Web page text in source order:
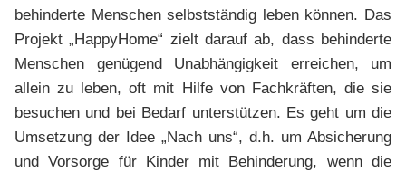
behinderte Menschen selbstständig leben können. Das
Projekt „HappyHome“ zielt darauf ab, dass behinderte
Menschen genügend Unabhängigkeit erreichen, um
allein zu leben, oft mit Hilfe von Fachkräften, die sie
besuchen und bei Bedarf unterstützen. Es geht um die
Umsetzung der Idee „Nach uns“, d.h. um Absicherung
und Vorsorge für Kinder mit Behinderung, wenn die